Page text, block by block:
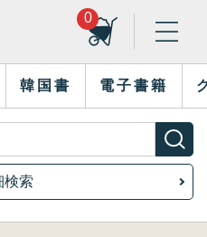
0
韓国書 電子書籍
検索